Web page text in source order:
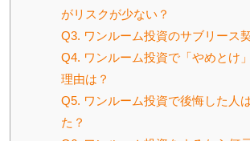
がリスクが少ない？
Q3. ワンルーム投資のサブリース
Q4. ワンルーム投資で「やめとけ
理由は？
Q5. ワンルーム投資で後悔した人
た？